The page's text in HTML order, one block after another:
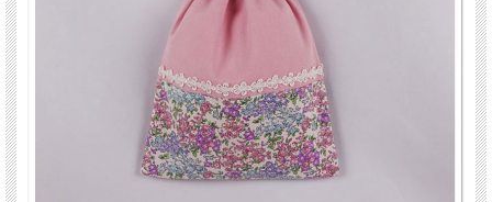
通園・入園グッズ リバティ 手作り(ハンドメイド）大きめ 給食袋：巾着袋とお揃
いの入園入学グッズ おしゃれ 可愛い セット商品（裏付）です。